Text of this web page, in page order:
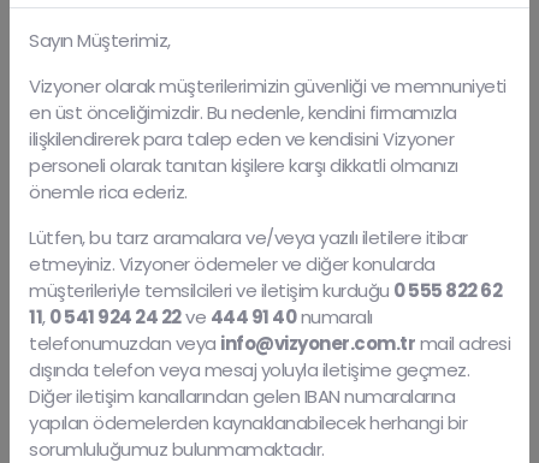
Sayın Müşterimiz,
Vizyoner olarak müşterilerimizin güvenliği ve memnuniyeti
en üst önceliğimizdir. Bu nedenle, kendini firmamızla
ilişkilendirerek para talep eden ve kendisini Vizyoner
personeli olarak tanıtan kişilere karşı dikkatli olmanızı
önemle rica ederiz.
Lütfen, bu tarz aramalara ve/veya yazılı iletilere itibar
etmeyiniz. Vizyoner ödemeler ve diğer konularda
müşterileriyle temsilcileri ve iletişim kurduğu 0 555 822 62
11,0 541 924 24 22ve 444 91 40numaralı
telefonumuzdan veya info@vizyoner.com.trmail adresi
dışında telefon veya mesaj yoluyla iletişime geçmez.
Diğer iletişim kanallarından gelen IBAN numaralarına
yapılan ödemelerden kaynaklanabilecek herhangi bir
sorumluluğumuz bulunmamaktadır.